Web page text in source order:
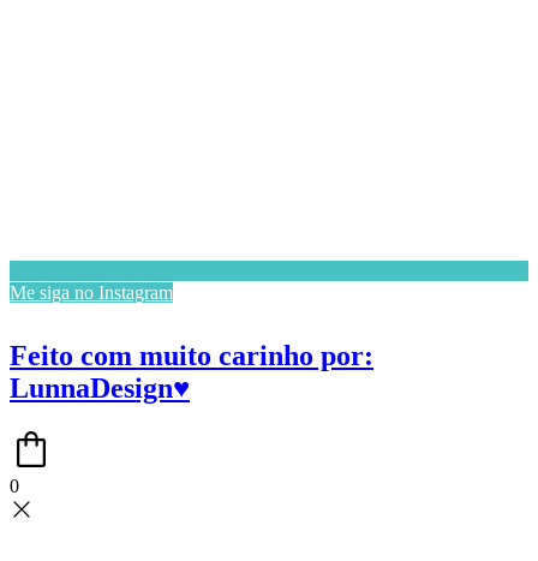
Me siga no Instagram
Feito com muito carinho por:
LunnaDesign♥
0